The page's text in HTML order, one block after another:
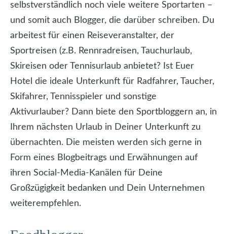
selbstverständlich noch viele weitere Sportarten –
und somit auch Blogger, die darüber schreiben. Du
arbeitest für einen Reiseveranstalter, der
Sportreisen (z.B. Rennradreisen, Tauchurlaub,
Skireisen oder Tennisurlaub anbietet? Ist Euer
Hotel die ideale Unterkunft für Radfahrer, Taucher,
Skifahrer, Tennisspieler und sonstige
Aktivurlauber? Dann biete den Sportbloggern an, in
Ihrem nächsten Urlaub in Deiner Unterkunft zu
übernachten. Die meisten werden sich gerne in
Form eines Blogbeitrags und Erwähnungen auf
ihren Social-Media-Kanälen für Deine
Großzügigkeit bedanken und Dein Unternehmen
weiterempfehlen.